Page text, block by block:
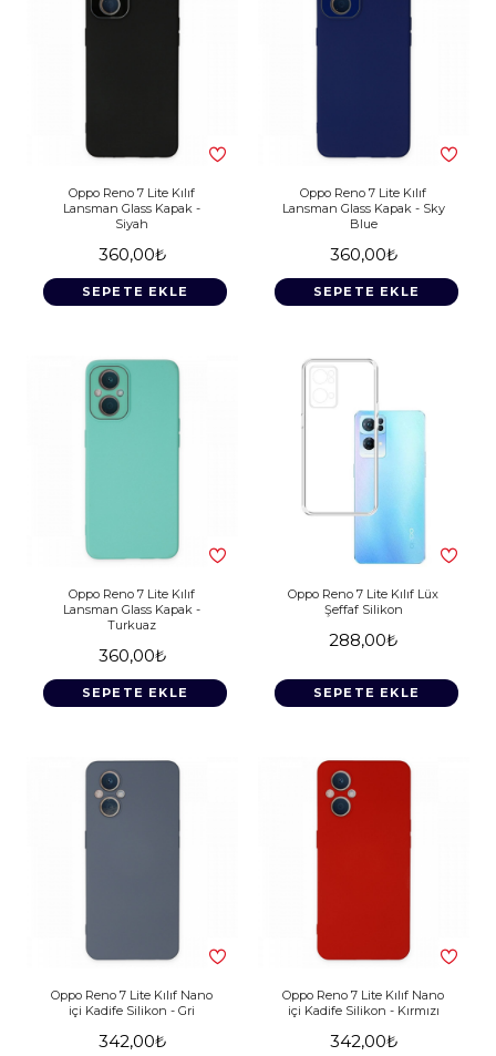
Oppo Reno 7 Lite Kılıf
Lansman Glass Kapak -
Siyah
360,00₺
SEPETE EKLE
Oppo Reno 7 Lite Kılıf
Lansman Glass Kapak - Sky
Blue
360,00₺
SEPETE EKLE
Oppo Reno 7 Lite Kılıf
Lansman Glass Kapak -
Turkuaz
360,00₺
SEPETE EKLE
Oppo Reno 7 Lite Kılıf Lüx
Şeffaf Silikon
288,00₺
SEPETE EKLE
Oppo Reno 7 Lite Kılıf Nano
içi Kadife Silikon - Gri
342,00₺
Oppo Reno 7 Lite Kılıf Nano
içi Kadife Silikon - Kırmızı
342,00₺